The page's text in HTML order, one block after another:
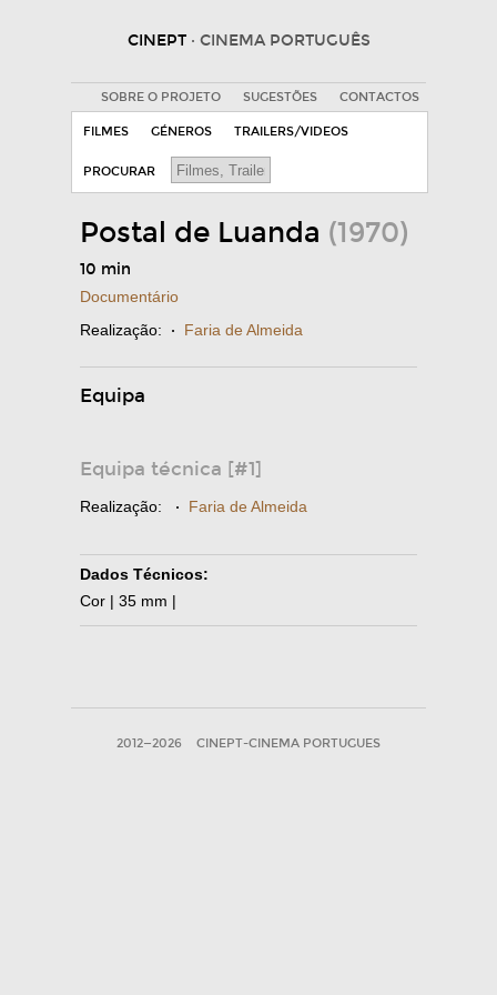
CINEPT · CINEMA PORTUGUÊS
SOBRE O PROJETO SUGESTÕES CONTACTOS
FILMES GÉNEROS TRAILERS/VIDEOS
PROCURAR
Postal de Luanda (1970)
10 min
Documentário
Realização: · Faria de Almeida
Equipa
Equipa técnica [#1]
Realização: · Faria de Almeida
Dados Técnicos:
Cor | 35 mm |
2012—2026 CINEPT-CINEMA PORTUGUES